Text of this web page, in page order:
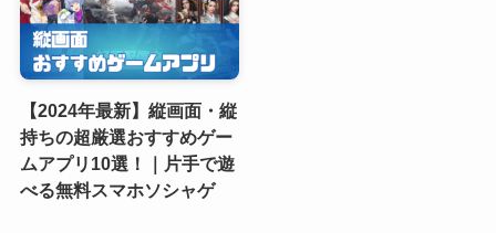
【2024年最新】縦画面・縦
持ちの超厳選おすすめゲー
ムアプリ10選！｜片手で遊
べる無料スマホソシャゲ